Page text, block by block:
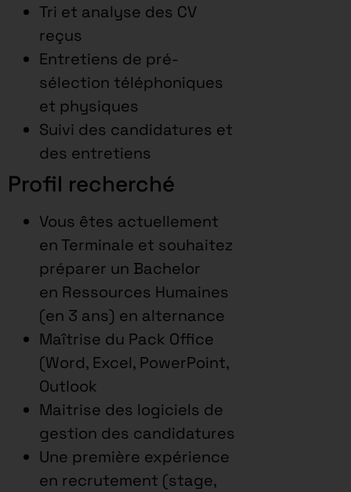
Tri et analyse des CV
reçus
Entretiens de pré-
sélection téléphoniques
et physiques
Suivi des candidatures et
des entretiens
Profil recherché
Vous êtes actuellement
en Terminale et souhaitez
préparer un Bachelor
en Ressources Humaines
(en 3 ans) en alternance
Maîtrise du Pack Office
(Word, Excel, PowerPoint,
Outlook
Maitrise des logiciels de
gestion des candidatures
Une première expérience
en recrutement (stage,